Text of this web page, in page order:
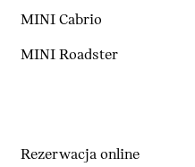
MINI Cabrio
MINI Roadster
Rezerwacja online